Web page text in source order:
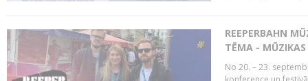
REEPERBAHN
TĒMA -
No 20. – 23.